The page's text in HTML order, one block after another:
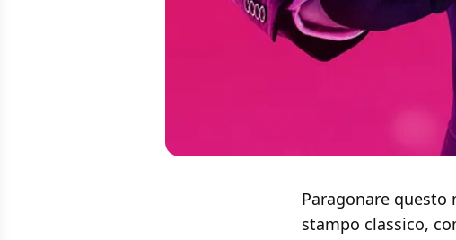
Paragonare questo
stampo classico,